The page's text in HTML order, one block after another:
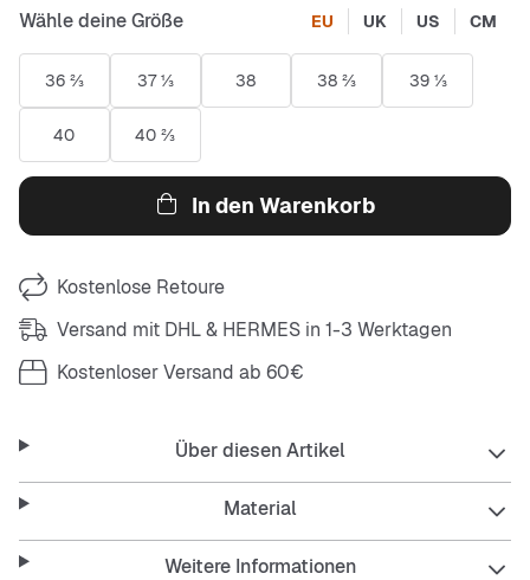
Wähle deine Größe EU UK US CM
36 ⅔ 37 ⅓ 38 38 ⅔ 39 ⅓
40 40 ⅔
In den Warenkorb
Kostenlose Retoure
Versand mit DHL & HERMES in 1-3 Werktagen
Kostenloser Versand ab 60€
Über diesen Artikel
Material
Weitere Informationen